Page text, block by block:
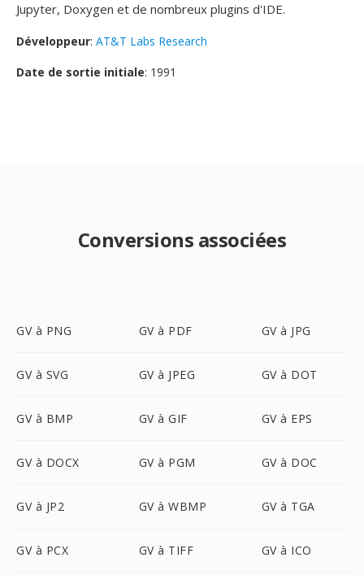
Jupyter, Doxygen et de nombreux plugins d'IDE.
Développeur: AT&T Labs Research
Date de sortie initiale: 1991
Conversions associées
GV à PNG GV à PDF GV à JPG
GV à SVG GV à JPEG GV à DOT
GV à BMP GV à GIF GV à EPS
GV à DOCX GV à PGM GV à DOC
GV à JP2 GV à WBMP GV à TGA
GV à PCX GV à TIFF GV à ICO